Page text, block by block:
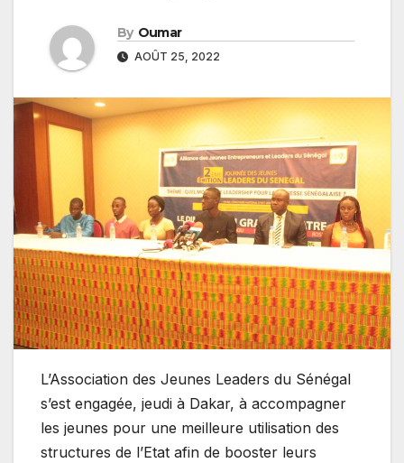
By Oumar
AOÛT 25, 2022
L’Association des Jeunes Leaders du Sénégal
s’est engagée, jeudi à Dakar, à accompagner
les jeunes pour une meilleure utilisation des
structures de l’Etat afin de booster leurs